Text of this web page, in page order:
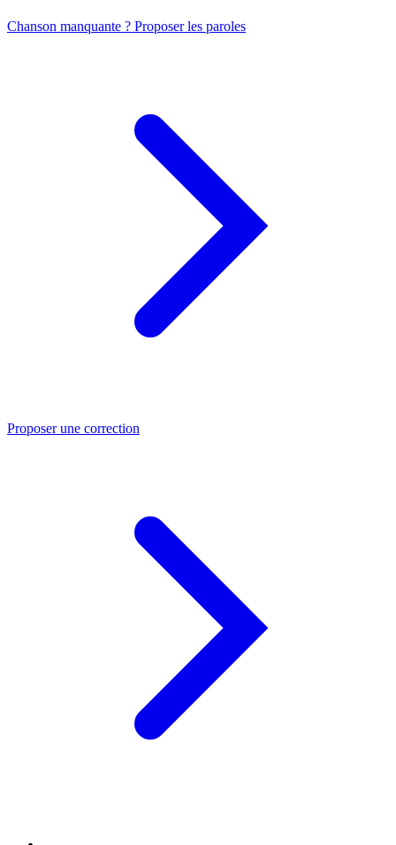
Chanson manquante ? Proposer les paroles
Proposer une correction